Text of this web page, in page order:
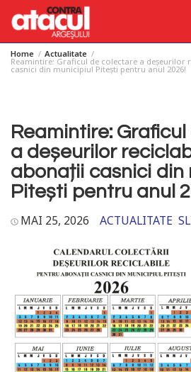
SkipHome Actualitate
Reamintire: Graficul de colectare a deșeurilor
casnici din municipiul Pitești pentru anul 2026!
Reamintire:
a deșeurilor
abonații casnici din
Pitești pentru anul
MAI 25, 2026 ACTUALITATE